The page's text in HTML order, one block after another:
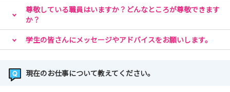
尊敬している職員はいますか？どんなところが尊敬できます
か？
学生の皆さんにメッセージやアドバイスをお願いします。
現在のお仕事について教えてください。